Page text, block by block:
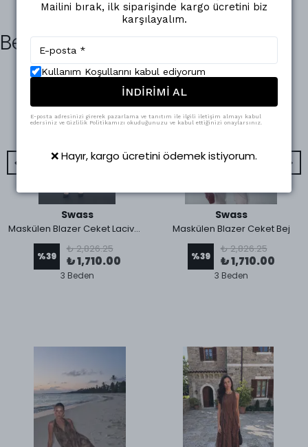
Benzer Ürünler
Swass
Maskülen Blazer Ceket Lacivert
%39
₺ 2,826.25
₺ 1,710.00
3 Beden
Swass
Maskülen Blazer Ceket Bej
%39
₺ 2,826.25
₺ 1,710.00
3 Beden
Mailini bırak, ilk siparişinde kargo ücretini biz
karşılayalım.
Kullanım Koşullarını kabul ediyorum
İNDİRİMİ AL
E-posta adresinizi girerek pazarlama ve tanıtım ile ilgili iletişim almayı kabul
edersiniz ve Gizlilik Politikamızı okuduğunuzu ve kabul ettiğinizi onaylarsınız.
❌ Hayır, kargo ücretini ödemek istiyorum.